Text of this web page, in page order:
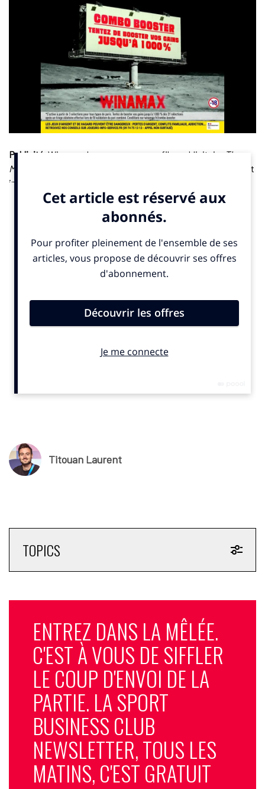
Publicité . Winamax lance son nouveau film publicitaire
The
Moon Race
et
imaginé avec
version dépasse la minute, adopte les codes du blockbuster
américain et rappelle la signature de marque de l’opérateur de
paris sportifs : “Winning is everything” (“l’important est de
gagner”). La campagne bénéficie d’un plan média 360° mêlant
télévision, supports numériques, réseaux sociaux et
Titouan Laurent
TOPICS
ENTREZ DANS LA MÊLÉE.
C'EST À VOUS DE SIFFLER
LE COUP D'ENVOI DE LA
PARTIE. LA SPORT
BUSINESS CLUB
NEWSLETTER, TOUS LES
MATINS, C'EST GRATUIT